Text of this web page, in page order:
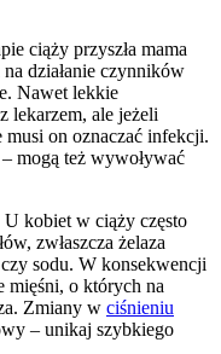
ciąży przyszła mama
działanie czynników
Nawet lekkie
lekarzem, ale jeżeli
on oznaczać infekcji.
mogą też wywoływać
U kobiet w ciąży często
zwłaszcza żelaza
sodu. W konsekwencji
mięśni, o których na
Zmiany w ciśnieniu
– unikaj szybkiego